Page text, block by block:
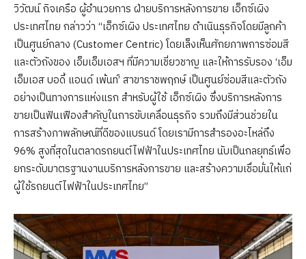
วิวัฒน์ กิจเครือ ผู้อำนวยการ ฝ่ายบริการหลังการขาย เอ็กซ์เผิง
ประเทศไทย กล่าวว่า “เอ็กซ์เผิง ประเทศไทย ดำเนินธุรกิจโดยมีลูกค้า
เป็นศูนย์กลาง (Customer Centric) โดยเล็งเห็นศักยภาพการซ่อมสี
และตัวถังของ เอ็มเอ็มเอสฯ ที่มีความเชี่ยวชาญ และให้การรับรอง ‘เอ็ม
เอ็มเอส บอดี้ แอนด์ เพ้นท์’ สาขาราชพฤกษ์ เป็นศูนย์ซ่อมสีและตัวถัง
อย่างเป็นทางการแห่งแรก สำหรับผู้ใช้ เอ็กซ์เผิง ซึ่งบริการหลังการ
ขายเป็นฟันเฟืองสำคัญในการขับเคลื่อนธุรกิจ รวมถึงมีส่วนช่วยใน
การสร้างภาพลักษณ์ที่ดีของแบรนด์ โดยเรามีการสำรองอะไหล่ถึง
96% สูงที่สุดในตลาดรถยนต์ไฟฟ้าในประเทศไทย นับเป็นกลยุทธ์เพื่อ
ยกระดับมาตรฐานงานบริการหลังการขาย และสร้างความเชื่อมั่นให้แก่
ผู้ใช้รถยนต์ไฟฟ้าในประเทศไทย”